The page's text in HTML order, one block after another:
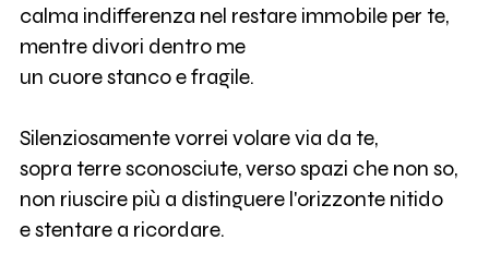
calma indifferenza nel restare immobile per te,
mentre divori dentro me
un cuore stanco e fragile.
Silenziosamente vorrei volare via da te,
sopra terre sconosciute, verso spazi che non so,
non riuscire più a distinguere l'orizzonte nitido
e stentare a ricordare.